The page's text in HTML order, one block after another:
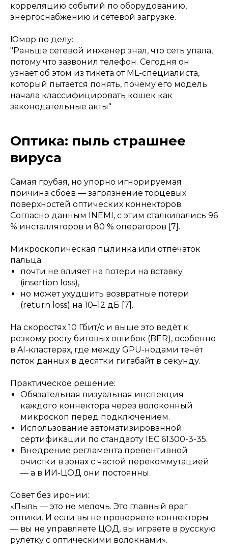
корреляцию событий по оборудованию,
энергоснабжению и сетевой загрузке.
Юмор по делу:
"Раньше сетевой инженер знал, что сеть упала,
потому что зазвонил телефон. Сегодня он
узнаёт об этом из тикета от ML-специалиста,
который пытается понять, почему его модель
начала классифицировать кошек как
законодательные акты"
Оптика: пыль страшнее
вируса
Самая грубая, но упорно игнорируемая
причина сбоев — загрязнение торцевых
поверхностей оптических коннекторов.
Согласно данным INEMI, с этим сталкивались 96
% инсталляторов и 80 % операторов [7].
Микроскопическая пылинка или отпечаток
пальца:
почти не влияет на потери на вставку
(insertion loss),
но может ухудшить возвратные потери
(return loss) на 10–12 дБ [7].
На скоростях 10 Гбит/с и выше это ведёт к
резкому росту битовых ошибок (BER), особенно
в AI-кластерах, где между GPU-нодами течёт
поток данных в десятки гигабайт в секунду.
Практическое решение:
Обязательная визуальная инспекция
каждого коннектора через волоконный
микроскоп перед подключением.
Использование автоматизированной
сертификации по стандарту IEC 61300-3-35.
Внедрение регламента превентивной
очистки в зонах с частой перекоммутацией
— а в ИИ-ЦОД они постоянны.
Совет без иронии:
«Пыль — это не мелочь. Это главный враг
оптики. И если вы не проверяете коннекторы
— вы не управляете ЦОД, вы играете в русскую
рулетку с оптическими волокнами».